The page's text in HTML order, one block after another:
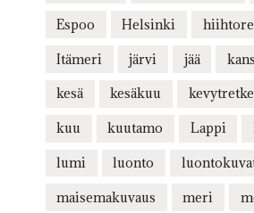
Espoo Helsinki
Itämeri järvi jää
kesä kesäkuu
kuu kuutamo Lappi
lumi luonto
maisemakuvaus meri